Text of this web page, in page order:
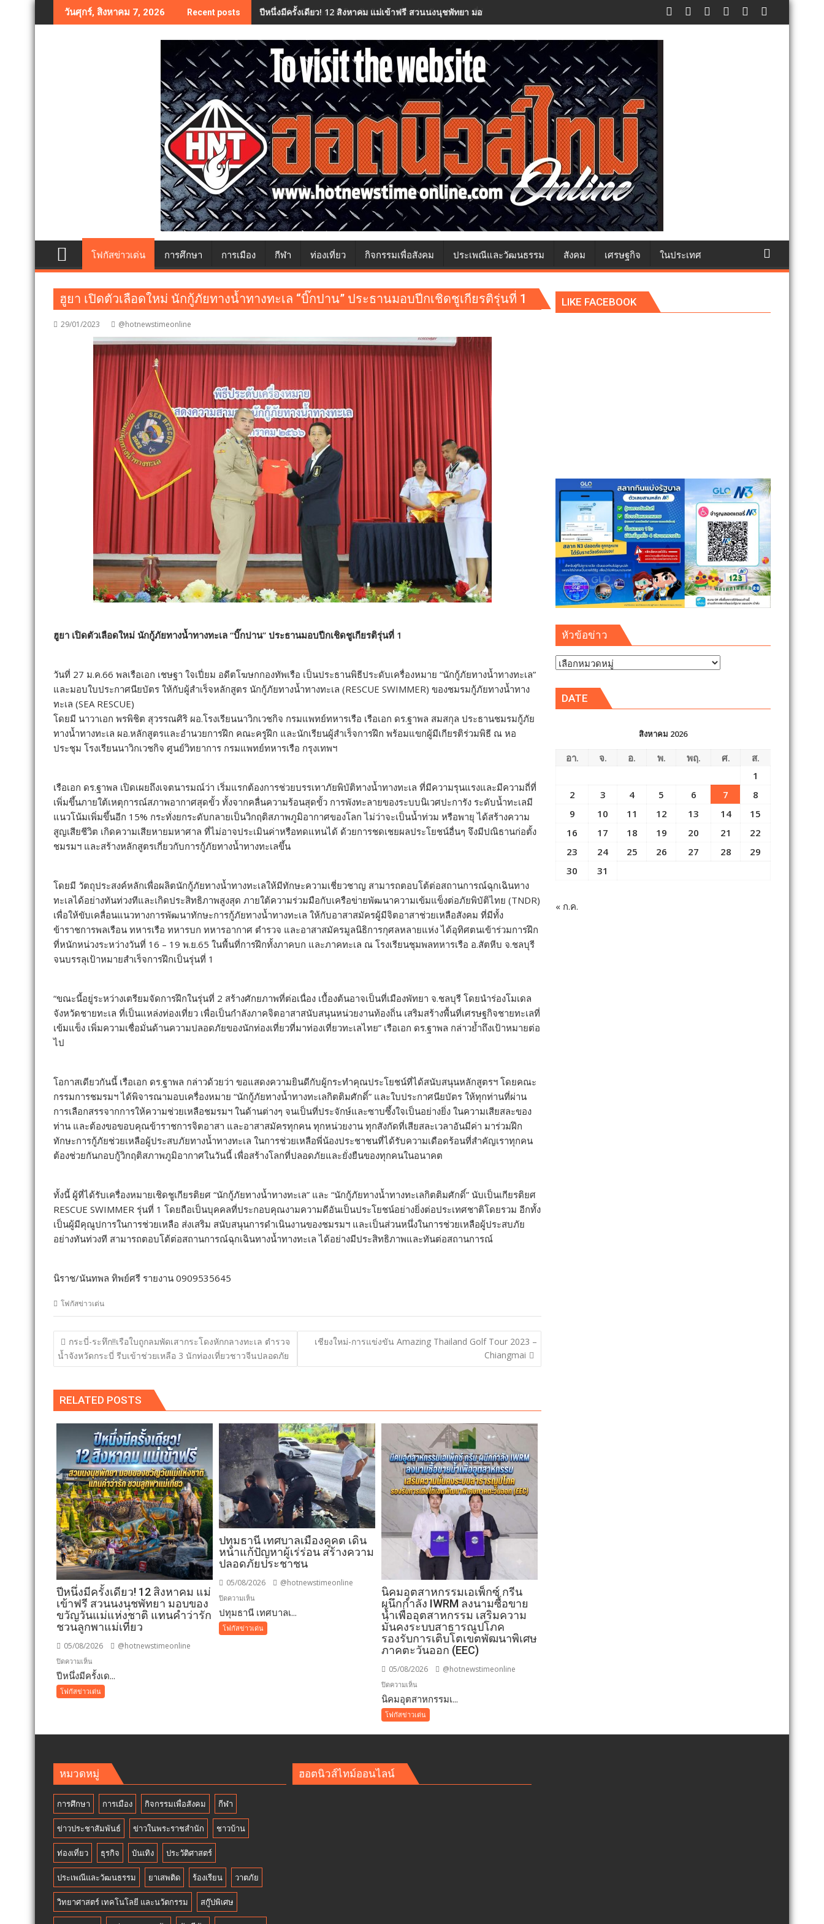
to
วันศุกร์, สิงหาคม 7, 2026 Recent posts ปีหนึ่งมีครั้งเดียว! 12 สิงหาคม แม่เข้าฟรี สวนนงนุชพัทยา มอบของขวัญวันแม่แห่งชาติ แทนคำว่ารัก ชวนลูกพาแม่เที่ยว
โฟกัสข่าวเด่น การศึกษา การเมือง กีฬา ท่องเที่ยว กิจกรรมเพื่อสังคม ประเพณีและวัฒนธรรม สังคม เศรษฐกิจ ในประเทศ
ฮูยา เปิดตัวเลือดใหม่ นักกู้ภัยทางน้ำทางทะเล “บิ๊กปาน” ประธานมอบปีกเชิดชูเกียรติรุ่นที่ 1
29/01/2023 @hotnewstimeonline
ฮูยา เปิดตัวเลือดใหม่ นักกู้ภัยทางน้ำทางทะเล “บิ๊กปาน” ประธานมอบปีกเชิดชูเกียรติรุ่นที่ 1
วันที่ 27 ม.ค.66 พลเรือเอก เชษฐา ใจเปี่ยม อดีตโฆษกกองทัพเรือ เป็นประธานพิธีประดับเครื่องหมาย “นักกู้ภัยทางน้ำทางทะเล”
และมอบใบประกาศนียบัตร ให้กับผู้สำเร็จหลักสูตร นักกู้ภัยทางน้ำทางทะเล (RESCUE SWIMMER) ของชมรมกู้ภัยทางน้ำทาง
ทะเล (SEA RESCUE)
โดยมี นาวาเอก พรพิชิต สุวรรณศิริ ผอ.โรงเรียนนาวิกเวชกิจ กรมแพทย์ทหารเรือ เรือเอก ดร.ฐาพล สมสกุล ประธานชมรมกู้ภัย
ทางน้ำทางทะเล ผอ.หลักสูตรและอำนวยการฝึก คณะครูฝึก และนักเรียนผู้สำเร็จการฝึก พร้อมแขกผู้มีเกียรติร่วมพิธี ณ หอ
ประชุม โรงเรียนนาวิกเวชกิจ ศูนย์วิทยาการ กรมแพทย์ทหารเรือ กรุงเทพฯ
เรือเอก ดร.ฐาพล เปิดเผยถึงเจตนารมณ์ว่า เริ่มแรกต้องการช่วยบรรเทาภัยพิบัติทางน้ำทางทะเล ที่มีความรุนแรงและมีความถี่ที่
เพิ่มขึ้นภายใต้เหตุการณ์สภาพอากาศสุดขั้ว ทั้งจากคลื่นความร้อนสุดขั้ว การพังทะลายของระบบนิเวศปะการัง ระดับน้ำทะเลมี
แนวโน้มเพิ่มขึ้นอีก 15% กระทั่งยกระดับกลายเป็นวิกฤติสภาพภูมิอากาศของโลก ไม่ว่าจะเป็นน้ำท่วม หรือพายุ ได้สร้างความ
สูญเสียชีวิต เกิดความเสียหายมหาศาล ที่ไม่อาจประเมินค่าหรือทดแทนได้ ด้วยการชดเชยผลประโยชน์อื่นๆ จึงมีปณิธานก่อตั้ง
ชมรมฯ และสร้างหลักสูตรเกี่ยวกับการกู้ภัยทางน้ำทางทะเลขึ้น
โดยมี วัตถุประสงค์หลักเพื่อผลิตนักกู้ภัยทางน้ำทางทะเลให้มีทักษะความเชี่ยวชาญ สามารถตอบโต้ต่อสถานการณ์ฉุกเฉินทาง
ทะเลได้อย่างทันท่วงทีและเกิดประสิทธิภาพสูงสุด ภายใต้ความร่วมมือกับเครือข่ายพัฒนาความเข้มแข็งต่อภัยพิบัติไทย (TNDR)
เพื่อให้ขับเคลื่อนแนวทางการพัฒนาทักษะการกู้ภัยทางน้ำทางทะเล ให้กับอาสาสมัครผู้มีจิตอาสาช่วยเหลือสังคม ที่มีทั้ง
ข้าราชการพลเรือน ทหารเรือ ทหารบก ทหารอากาศ ตำรวจ และอาสาสมัครมูลนิธิการกุศลหลายแห่ง ได้อุทิศตนเข้าร่วมการฝึก
ที่หนักหน่วงระหว่างวันที่ 16 – 19 พ.ย.65 ในพื้นที่การฝึกทั้งภาคบก และภาคทะเล ณ โรงเรียนชุมพลทหารเรือ อ.สัตหีบ จ.ชลบุรี
จนบรรลุเป้าหมายสำเร็จการฝึกเป็นรุ่นที่ 1
“ขณะนี้อยู่ระหว่างเตรียมจัดการฝึกในรุ่นที่ 2 สร้างศักยภาพที่ต่อเนื่อง เบื้องต้นอาจเป็นที่เมืองพัทยา จ.ชลบุรี โดยนำร่องโมเดล
จังหวัดชายทะเล ที่เป็นแหล่งท่องเที่ยว เพื่อเป็นกำลังภาคจิตอาสาสนับสนุนหน่วยงานท้องถิ่น เสริมสร้างพื้นที่เศรษฐกิจชายทะเลที่
เข้มแข็ง เพิ่มความเชื่อมั่นด้านความปลอดภัยของนักท่องเที่ยวที่มาท่องเที่ยวทะเลไทย” เรือเอก ดร.ฐาพล กล่าวย้ำถึงเป้าหมายต่อ
ไป
โอกาสเดียวกันนี้ เรือเอก ดร.ฐาพล กล่าวด้วยว่า ขอแสดงความยินดีกับผู้กระทำคุณประโยชน์ที่ได้สนับสนุนหลักสูตรฯ โดยคณะ
กรรมการชมรมฯ ได้พิจารณามอบเครื่องหมาย “นักกู้ภัยทางน้ำทางทะเลกิตติมศักดิ์” และใบประกาศนียบัตร ให้ทุกท่านที่ผ่าน
การเลือกสรรจากการให้ความช่วยเหลือชมรมฯ ในด้านต่างๆ จนเป็นที่ประจักษ์และซาบซึ้งใจเป็นอย่างยิ่ง ในความเสียสละของ
ท่าน และต้องขอขอบคุณข้าราชการจิตอาสา และอาสาสมัครทุกคน ทุกหน่วยงาน ทุกสังกัดที่เสียสละเวลาอันมีค่า มาร่วมฝึก
ทักษะการกู้ภัยช่วยเหลือผู้ประสบภัยทางน้ำทางทะเล ในการช่วยเหลือพี่น้องประชาชนที่ได้รับความเดือดร้อนที่สำคัญเราทุกคน
ต้องช่วยกันกอบกู้วิกฤติสภาพภูมิอากาศในวันนี้ เพื่อสร้างโลกที่ปลอดภัยและยั่งยืนของทุกคนในอนาคต
ทั้งนี้ ผู้ที่ได้รับเครื่องหมายเชิดชูเกียรติยศ “นักกู้ภัยทางน้ำทางทะเล” และ “นักกู้ภัยทางน้ำทางทะเลกิตติมศักดิ์” นับเป็นเกียรติยศ
RESCUE SWIMMER รุ่นที่ 1 โดยถือเป็นบุคคลที่ประกอบคุณงามความดีอันเป็นประโยชน์อย่างยิ่งต่อประเทศชาติโดยรวม อีกทั้ง
เป็นผู้มีคุณูปการในการช่วยเหลือ ส่งเสริม สนับสนุนการดำเนินงานของชมรมฯ และเป็นส่วนหนึ่งในการช่วยเหลือผู้ประสบภัย
อย่างทันท่วงที สามารถตอบโต้ต่อสถานการณ์ฉุกเฉินทางน้ำทางทะเล ได้อย่างมีประสิทธิภาพและทันต่อสถานการณ์
นิราช/นันทพล ทิพย์ศรี รายงาน 0909535645
โฟกัสข่าวเด่น
แนะแนว
เรื่อง
กระบี่-ระทึก!!เรือใบถูกลมพัดเสากระโดงหักกลางทะเล ตำรวจ
น้ำจังหวัดกระบี่ รีบเข้าช่วยเหลือ 3 นักท่องเที่ยวชาวจีนปลอดภัย
เชียงใหม่-การแข่งขัน Amazing Thailand Golf Tour 2023 –
Chiangmai
RELATED POSTS
ปีหนึ่งมีครั้งเดียว! 12 สิงหาคม แม่
เข้าฟรี สวนนงนุชพัทยา มอบของ
ขวัญวันแม่แห่งชาติ แทนคำว่ารัก
ชวนลูกพาแม่เที่ยว
05/08/2026 @hotnewstimeonline
ปิดความเห็น
ปี
หนึ่ง
มี
แม่
เข้า
ฟรี
สวน
นงนุช
พัทยา
มอบ
ของ
ขวัญ
วัน
แม่
แห่ง
ปีหนึ่งมีครั้งเด...
โฟกัสข่าวเด่น
ปทุมธานี เทศบาลเมืองคูคต เดิน
หน้าแก้ปัญหาผู้เร่ร่อน สร้างความ
ปลอดภัยประชาชน
05/08/2026 @hotnewstimeonline
ปิดความเห็น
ปทุมธานี
เทศบาล
เมือง
เร่ร่อน
ประชาชน
ปทุมธานี เทศบาลเ...
โฟกัสข่าวเด่น
นิคมอุตสาหกรรมเอเพ็กซ์ กรีน
ผนึกกำลัง IWRM ลงนามซื้อขาย
น้ำเพื่ออุตสาหกรรม เสริมความ
มั่นคงระบบสาธารณูปโภค
รองรับการเติบโตเขตพัฒนาพิเศษ
ภาคตะวันออก (EEC)
05/08/2026 @hotnewstimeonline
ปิดความเห็น
นิคม
อุตสาหกรรม
กรีน
​นิคมอุตสาหกรรมเ...
โฟกัสข่าวเด่น
LIKE FACEBOOK
หัวข้อข่าว
หัวข้อ
DATE
สิงหาคม 2026
อา. จ. อ. พ. พฤ. ศ.
ส.
1
2
3 4 5 6 7
8
9
10 11 12 13 14
15
16
17 18 19 20 21
22
23
24 25 26 27 28
29
30
31
« ก.ค.
หมวดหมู่
การศึกษา การเมือง กิจกรรมเพื่อสังคม กีฬา
ข่าวประชาสัมพันธ์ ข่าวในพระราชสำนัก ชาวบ้าน
ท่องเที่ยว ธุรกิจ บันเทิง ประวัติศาสตร์
ประเพณีและวัฒนธรรม ยาเสพติด ร้องเรียน วาตภัย
วิทยาศาสตร์ เทคโนโลยี และนวัตกรรม สกู๊ปพิเศษ
ฮอตนิวส์ไทม์ออนไลน์